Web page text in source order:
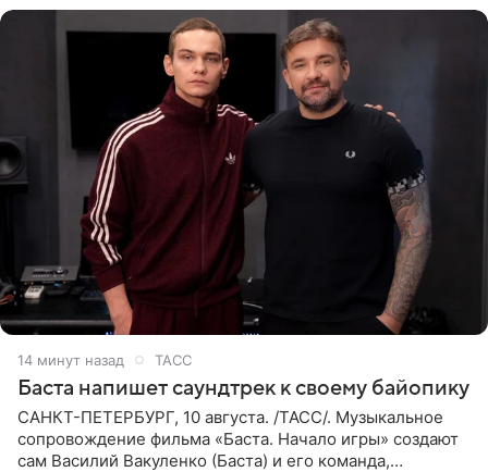
14 минут назад ТАСС
Баста напишет саундтрек к своему байопику
САНКТ-ПЕТЕРБУРГ, 10 августа. /ТАСС/. Музыкальное
сопровождение фильма «Баста. Начало игры» создают
сам Василий Вакуленко (Баста) и его команда,